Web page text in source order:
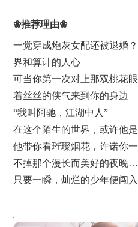
❀推荐理由❀
一觉穿成炮灰女配还被退婚
界和算计的人心
可当你第一次对上那双桃花
着丝丝的侠气来到你的身边
“我叫阿驰，江湖中人”
在这个陌生的世界，或许他
他带你看璀璨烟花，许诺你
不掉那个漫长而美好的夜晚
只要一瞬，灿烂的少年便闯入